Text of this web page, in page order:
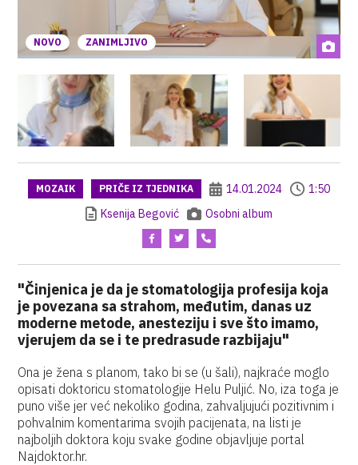
NOVO ZANIMLJIVO
MOZAIK PRIČE IZ TJEDNIKA 14.01.2024
1:50
Ksenija Begović
Osobni album
"Činjenica je da je stomatologija profesija koja
je povezana sa strahom, međutim, danas uz
moderne metode, anesteziju i sve što imamo,
vjerujem da se i te predrasude razbijaju"
Ona je žena s planom, tako bi se (u šali), najkraće moglo
opisati doktoricu stomatologije Helu Puljić. No, iza toga je
puno više jer već nekoliko godina, zahvaljujući pozitivnim i
pohvalnim komentarima svojih pacijenata, na listi je
najboljih doktora koju svake godine objavljuje portal
Najdoktor.hr.